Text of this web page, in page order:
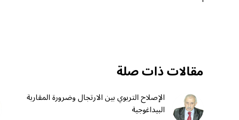
مقالات ذات صلة
الإصلاح التربوي بين الارتجال وضرورة المقاربة
البيداغوجية